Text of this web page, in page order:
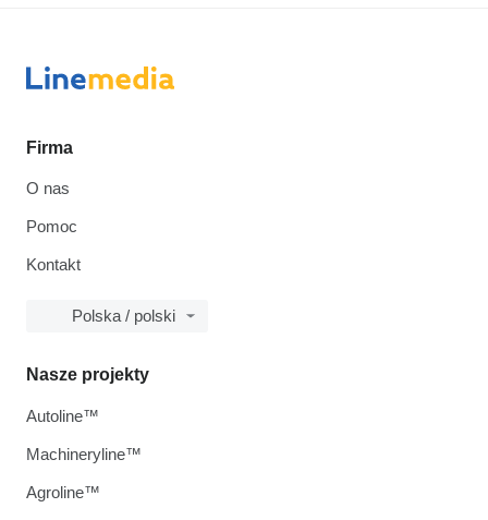
Firma
O nas
Pomoc
Kontakt
Polska / polski
Nasze projekty
Autoline™
Machineryline™
Agroline™